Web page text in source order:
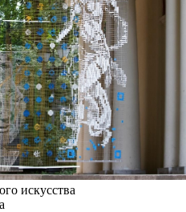
искусства